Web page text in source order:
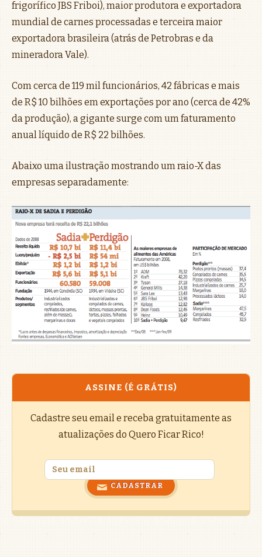
frigorífico JBS Friboi), maior produtora e exportadora
mundial de carnes processadas e terceira maior
exportadora brasileira (atrás de Petrobras e da
mineradora Vale).
Com cerca de 119 mil funcionários, 42 fábricas e mais
de R$ 10 bilhões em exportações por ano (cerca de 42%
da produção), a gigante surge com um faturamento
anual líquido de R$ 22 bilhões.
Abaixo uma ilustração mostrando um raio-X das
empresas separadamente:
ASSINE (É GRÁTIS)
Cadastre seu email e receba gratuitamente as
atualizações do Quero Ficar Rico!